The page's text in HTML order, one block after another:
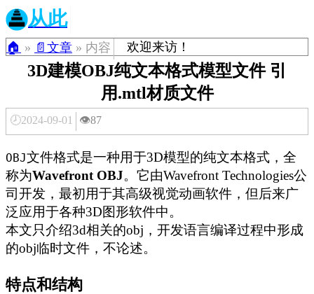
从此
🏠 » 📄文章 » 内容 欢迎来访！
3D建模OBJ纯文本格式模型文件 引
用.mtl材质文件
🕗2024-09-01 👁️87
OBJ文件格式是一种用于3D模型的纯文本格式，全
称为Wavefront OBJ。它由Wavefront Technologies公
司开发，最初用于其高级视觉动画软件，但后来广
泛应用于各种3D图形软件中。
本文只介绍3d相关的obj，开发语言编译过程中形成
的obj临时文件，不论述。
特点和结构